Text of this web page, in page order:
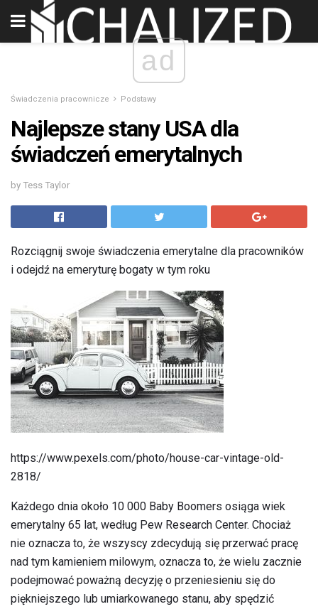
ad
Świadczenia pracownicze Podstawy
Najlepsze stany USA dla
świadczeń emerytalnych
by Tess Taylor
Rozciągnij swoje świadczenia emerytalne dla pracowników
i odejdź na emeryturę bogaty w tym roku
https://www.pexels.com/photo/house-car-vintage-old-
2818/
Każdego dnia około 10 000 Baby Boomers osiąga wiek
emerytalny 65 lat, według Pew Research Center. Chociaż
nie oznacza to, że wszyscy zdecydują się przerwać pracę
nad tym kamieniem milowym, oznacza to, że wielu zacznie
podejmować poważną decyzję o przeniesieniu się do
piękniejszego lub umiarkowanego stanu, aby spędzić